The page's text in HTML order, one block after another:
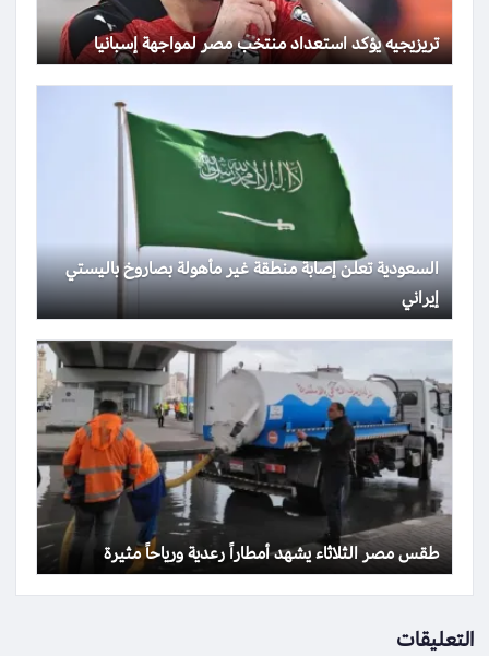
تريزيجيه يؤكد استعداد منتخب مصر لمواجهة إسبانيا
السعودية تعلن إصابة منطقة غير مأهولة بصاروخ باليستي
إيراني
طقس مصر الثلاثاء يشهد أمطاراً رعدية ورياحاً مثيرة
التعليقات